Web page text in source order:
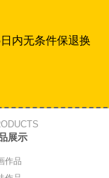
内无条件保退换
展示
作品